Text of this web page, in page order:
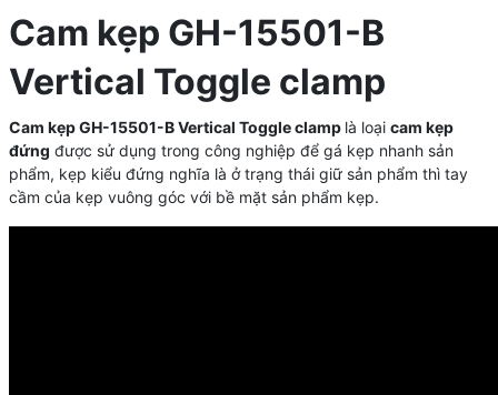
Cam kẹp GH-15501-B
Vertical Toggle clamp
Cam kẹp GH-15501-B Vertical Toggle clamp là loại cam kẹp
đứng được sử dụng trong công nghiệp để gá kẹp nhanh sản
phẩm, kẹp kiểu đứng nghĩa là ở trạng thái giữ sản phẩm thì tay
cầm của kẹp vuông góc với bề mặt sản phẩm kẹp.